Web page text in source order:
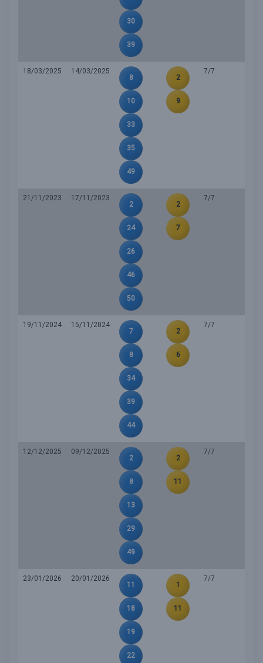
30
39
18/03/2025
14/03/2025
8
10
33
35
49
2
9
7/7
21/11/2023
17/11/2023
2
24
26
46
50
2
7
7/7
19/11/2024
15/11/2024
7
8
34
39
44
2
6
7/7
12/12/2025
09/12/2025
2
8
13
29
49
2
11
7/7
23/01/2026
20/01/2026
11
18
19
22
1
11
7/7